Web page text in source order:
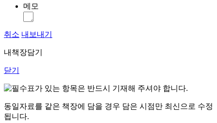
메모
취소 내보내기
내책장담기
닫기
표가 있는 항목은 반드시 기재해 주셔야 합니다.
동일자료를 같은 책장에 담을 경우 담은 시점만 최신으로 수정
됩니다.